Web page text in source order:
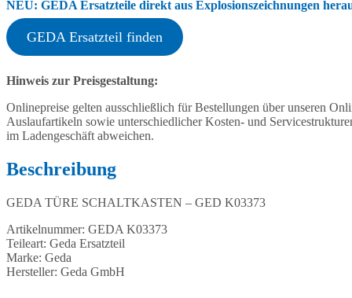
NEU: GEDA Ersatzteile direkt aus Explosionszeichnungen
GEDA Ersatzteil finden
Hinweis zur Preisgestaltung:
Onlinepreise gelten ausschließlich für Bestellungen über unseren
Auslaufartikeln sowie unterschiedlicher Kosten- und
im Ladengeschäft abweichen.
Beschreibung
GEDA TÜRE SCHALTKASTEN – GED K03373
Artikelnummer: GEDA K03373
Teileart: Geda Ersatzteil
Marke: Geda
Hersteller: Geda GmbH